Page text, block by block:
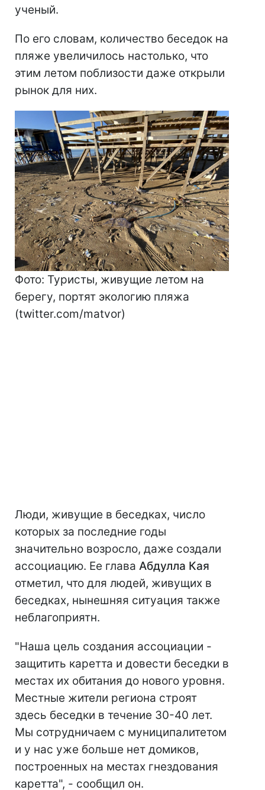
ученый.
По его словам, количество беседок на
пляже увеличилось настолько, что
этим летом поблизости даже открыли
рынок для них.
Фото: Туристы, живущие летом на
берегу, портят экологию пляжа
(twitter.com/matvor)
Люди, живущие в беседках, число
которых за последние годы
значительно возросло, даже создали
ассоциацию. Ее глава Абдулла Кая
отметил, что для людей, живущих в
беседках, нынешняя ситуация также
неблагоприятн.
"Наша цель создания ассоциации -
защитить каретта и довести беседки в
местах их обитания до нового уровня.
Местные жители региона строят
здесь беседки в течение 30-40 лет.
Мы сотрудничаем с муниципалитетом
и у нас уже больше нет домиков,
построенных на местах гнездования
каретта", - сообщил он.